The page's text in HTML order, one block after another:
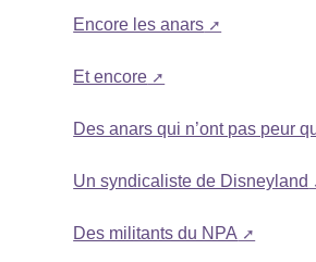
Encore les anars
Et encore
Des anars qui n’ont pas peur
Un syndicaliste de Disneyland
Des militants du NPA